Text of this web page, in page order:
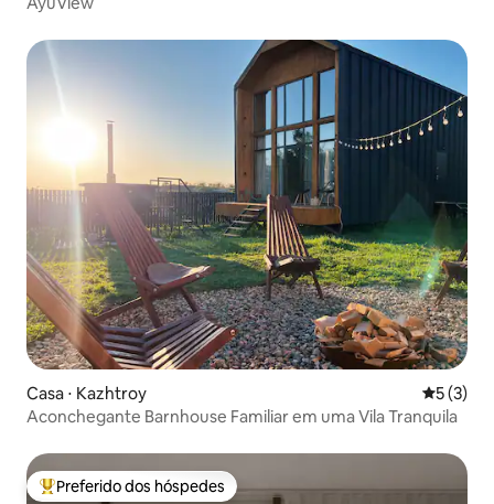
Casa ⋅ Kazhtroy 5 de
5 (3)
Aconchegante Barnhouse Familiar em uma Vila Tranquila
Entre os melhores preferidos dos hóspedes
Preferido dos hóspedes